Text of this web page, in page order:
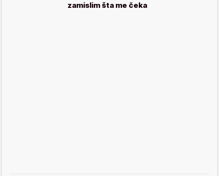
zamislim šta me čeka